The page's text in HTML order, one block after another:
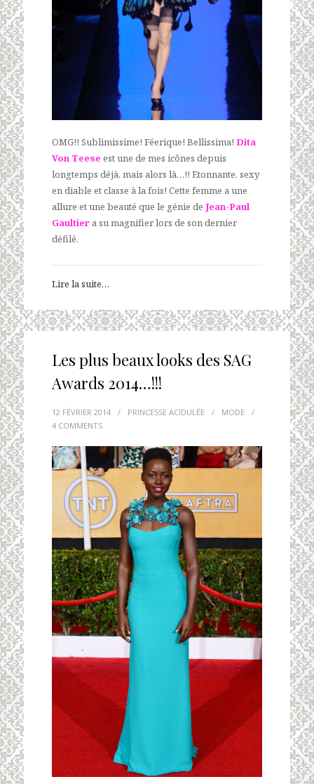
OMG!! Sublimissime! Féerique! Bellissima! Dita
Von Teese est une de mes icônes depuis
longtemps déjà, mais alors là…!! Etonnante, sexy
en diable et classe à la fois! Cette femme a une
allure et une beauté que le génie de Jean-Paul
Gaultier a su magnifier lors de son dernier
défilé.
Lire la suite…
Les plus beaux looks des SAG
Awards 2014…!!!
12 FÉVRIER 2014 / PRINCESSE ACIDULÉE / MODE
/
4 COMMENTS